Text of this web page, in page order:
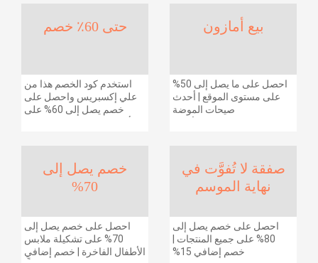
حتى 60٪ خصم
استخدم كود الخصم هذا من
علي إكسبريس واحصل على
خصم يصل إلى 60% على
الطلبات التي تزيد قيمتها عن
1425 ريالًا سعوديًا | شحن مج
بيع أمازون
احصل على ما يصل إلى 50%
على مستوى الموقع | أحدث
صيحات الموضة
خصم يصل إلى
70%
احصل على خصم يصل إلى
70% على تشكيلة ملابس
الأطفال الفاخرة | خصم إضافي
صفقة لا تُفوَّت في
نهاية الموسم
احصل على خصم يصل إلى
80% على جميع المنتجات |
خصم إضافي 15%